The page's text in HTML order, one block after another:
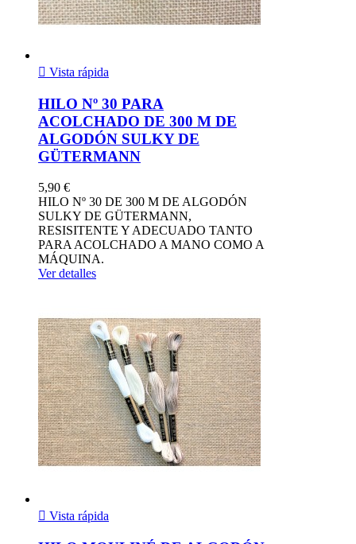
 Vista rápida
HILO Nº 30 PARA
ACOLCHADO DE 300 M DE
ALGODÓN SULKY DE
GÜTERMANN
5,90 €
HILO Nº 30 DE 300 M DE ALGODÓN
SULKY DE GÜTERMANN,
RESISITENTE Y ADECUADO TANTO
PARA ACOLCHADO A MANO COMO A
MÁQUINA.
Ver detalles
 Vista rápida